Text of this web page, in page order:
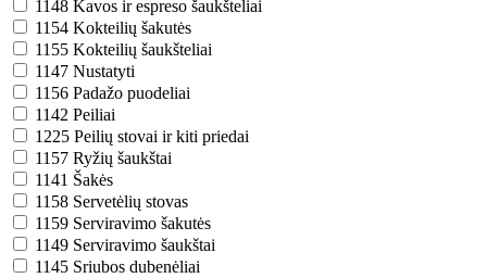
1148 Kavos ir espreso šaukšteliai
1154 Kokteilių šakutės
1155 Kokteilių šaukšteliai
1147 Nustatyti
1156 Padažo puodeliai
1142 Peiliai
1225 Peilių stovai ir kiti priedai
1157 Ryžių šaukštai
1141 Šakės
1158 Servetėlių stovas
1159 Serviravimo šakutės
1149 Serviravimo šaukštai
1145 Sriubos dubenėliai